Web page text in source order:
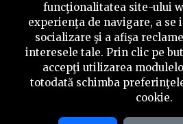
RSSNewslettereDespre noi
Politica de verificare a
funcţionalitatea site-ului
experienţa de navigare, a se
socializare şi a afişa
interesele tale. Prin clic pe
accepţi utilizarea
totodată schimba
cookie.